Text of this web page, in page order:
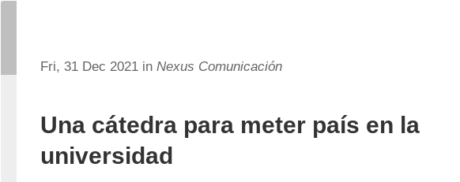
Fri, 31 Dec 2021 in Nexus Comunicación
Una cátedra para meter país en la
universidad